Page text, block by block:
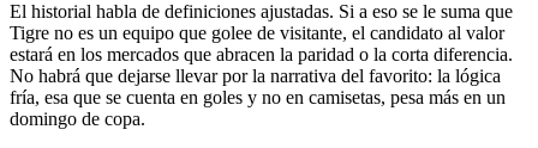
El historial habla de definiciones ajustadas. Si a eso se le suma que
Tigre no es un equipo que golee de visitante, el candidato al valor
estará en los mercados que abracen la paridad o la corta diferencia.
No habrá que dejarse llevar por la narrativa del favorito: la lógica
fría, esa que se cuenta en goles y no en camisetas, pesa más en un
domingo de copa.